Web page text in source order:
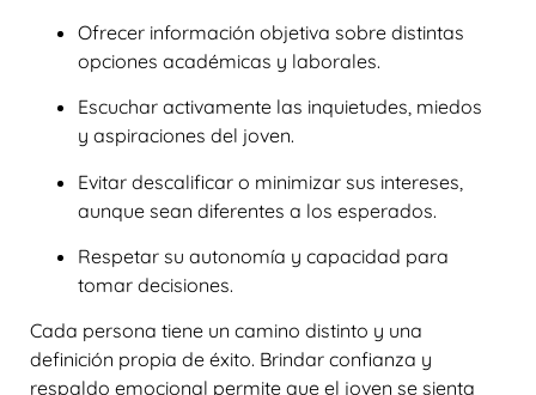
Ofrecer información objetiva sobre distintas
opciones académicas y laborales.
Escuchar activamente las inquietudes, miedos
y aspiraciones del joven.
Evitar descalificar o minimizar sus intereses,
aunque sean diferentes a los esperados.
Respetar su autonomía y capacidad para
tomar decisiones.
Cada persona tiene un camino distinto y una
definición propia de éxito. Brindar confianza y
respaldo emocional permite que el joven se sienta